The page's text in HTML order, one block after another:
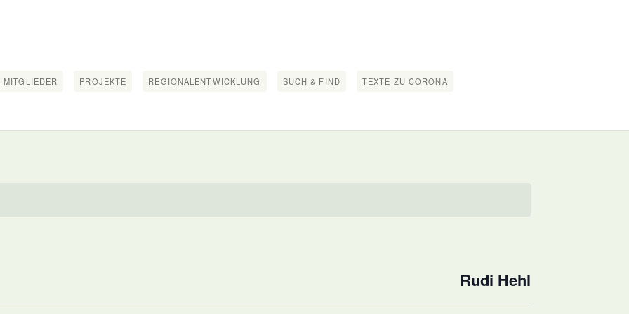
MITGLIEDER PROJEKTE REGIONALENTWICKLUNG SUCH & FIND TEXTE ZU CORONA
Rudi Hehl